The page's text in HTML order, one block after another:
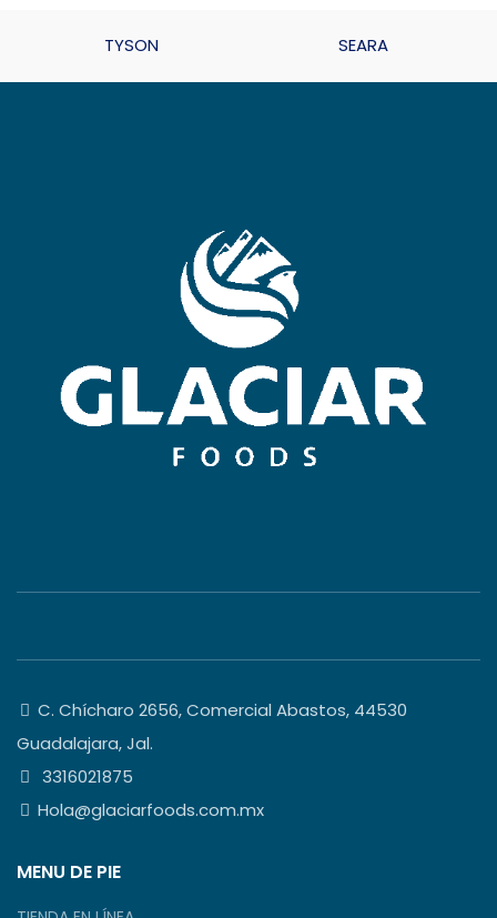
TYSON SEARA
C. Chícharo 2656, Comercial Abastos, 44530
Guadalajara, Jal.
3316021875
Hola@glaciarfoods.com.mx
MENU DE PIE